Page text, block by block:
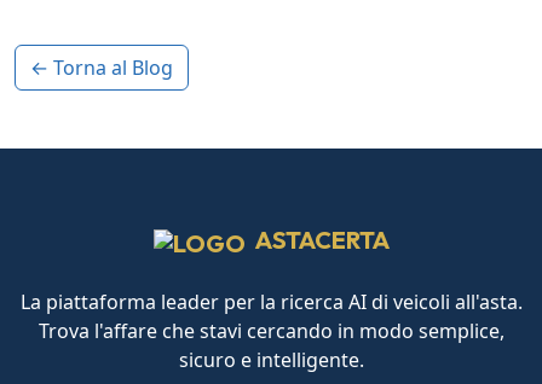
← Torna al Blog
ASTACERTA
La piattaforma leader per la ricerca AI di veicoli all'asta.
Trova l'affare che stavi cercando in modo semplice,
sicuro e intelligente.